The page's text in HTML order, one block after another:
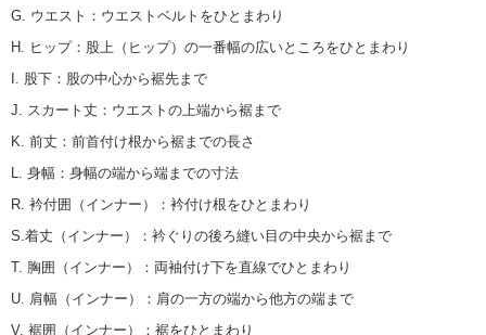
G. ウエスト ： ウエストベルトをひとまわり
H. ヒップ： 股上（ヒップ）の一番幅の広いところをひとまわり
I. 股下 ： 股の中心から裾先まで
J. スカート丈 ： ウエストの上端から裾まで
K. 前丈 ： 前首付け根から裾までの長さ
L. 身幅 ： 身幅の端から端までの寸法
R. 衿付囲（インナー）
： 衿付け根をひとまわり
S.着丈（インナー）
： 衿ぐりの後ろ縫い目の中央から裾まで
T. 胸囲（インナー）
： 両袖付け下を直線でひとまわり
U. 肩幅（インナー）
： 肩の一方の端から他方の端まで
V. 裾囲（インナー）
： 裾をひとまわり